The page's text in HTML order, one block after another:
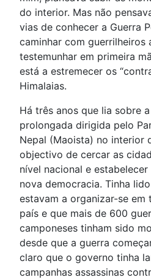
do interior. Mas não
vias de conhecer a Guerra
caminhar com guerrilheiros
testemunhar em primeira
está a estremecer os
Himalaias.
Há três anos que lia sobre
prolongada dirigida pelo
Nepal (Maoista) no interior
objectivo de cercar as
nível nacional e
nova democracia. Tinha
estavam a organizar-se
país e que mais de 600
camponeses tinham sido
desde que a guerra
claro que o governo tinha
campanhas assassinas